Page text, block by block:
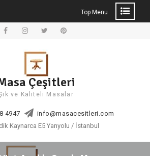
Top Menu
Çeşitleri
ve Kaliteli Masalar
4947
info@masacesitleri.com
Kaynarca E5 Yanyolu / İstanbul